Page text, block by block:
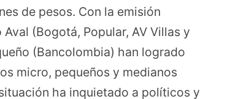
de pesos. Con la emisión
(Bogotá, Popular, AV Villas y
(Bancolombia) han logrado
micro, pequeños y medianos
ha inquietado a políticos y